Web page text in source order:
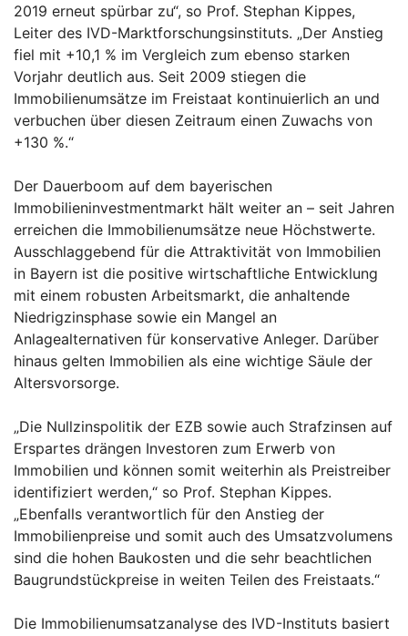
2019 erneut spürbar zu“, so Prof. Stephan Kippes,
Leiter des IVD-Marktforschungsinstituts. „Der Anstieg
fiel mit +10,1 % im Vergleich zum ebenso starken
Vorjahr deutlich aus. Seit 2009 stiegen die
Immobilienumsätze im Freistaat kontinuierlich an und
verbuchen über diesen Zeitraum einen Zuwachs von
+130 %.“
Der Dauerboom auf dem bayerischen
Immobilieninvestmentmarkt hält weiter an – seit Jahren
erreichen die Immobilienumsätze neue Höchstwerte.
Ausschlaggebend für die Attraktivität von Immobilien
in Bayern ist die positive wirtschaftliche Entwicklung
mit einem robusten Arbeitsmarkt, die anhaltende
Niedrigzinsphase sowie ein Mangel an
Anlagealternativen für konservative Anleger. Darüber
hinaus gelten Immobilien als eine wichtige Säule der
Altersvorsorge.
„Die Nullzinspolitik der EZB sowie auch Strafzinsen auf
Erspartes drängen Investoren zum Erwerb von
Immobilien und können somit weiterhin als Preistreiber
identifiziert werden,“ so Prof. Stephan Kippes.
„Ebenfalls verantwortlich für den Anstieg der
Immobilienpreise und somit auch des Umsatzvolumens
sind die hohen Baukosten und die sehr beachtlichen
Baugrundstückpreise in weiten Teilen des Freistaats.“
Die Immobilienumsatzanalyse des IVD-Instituts basiert